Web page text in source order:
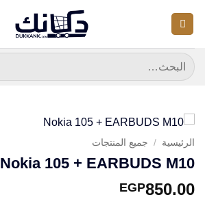
للمحتوى
البحث
عن:
الرئيسية / جميع المنتجات
Nokia 105 + EARBUDS M10
EGP850.00